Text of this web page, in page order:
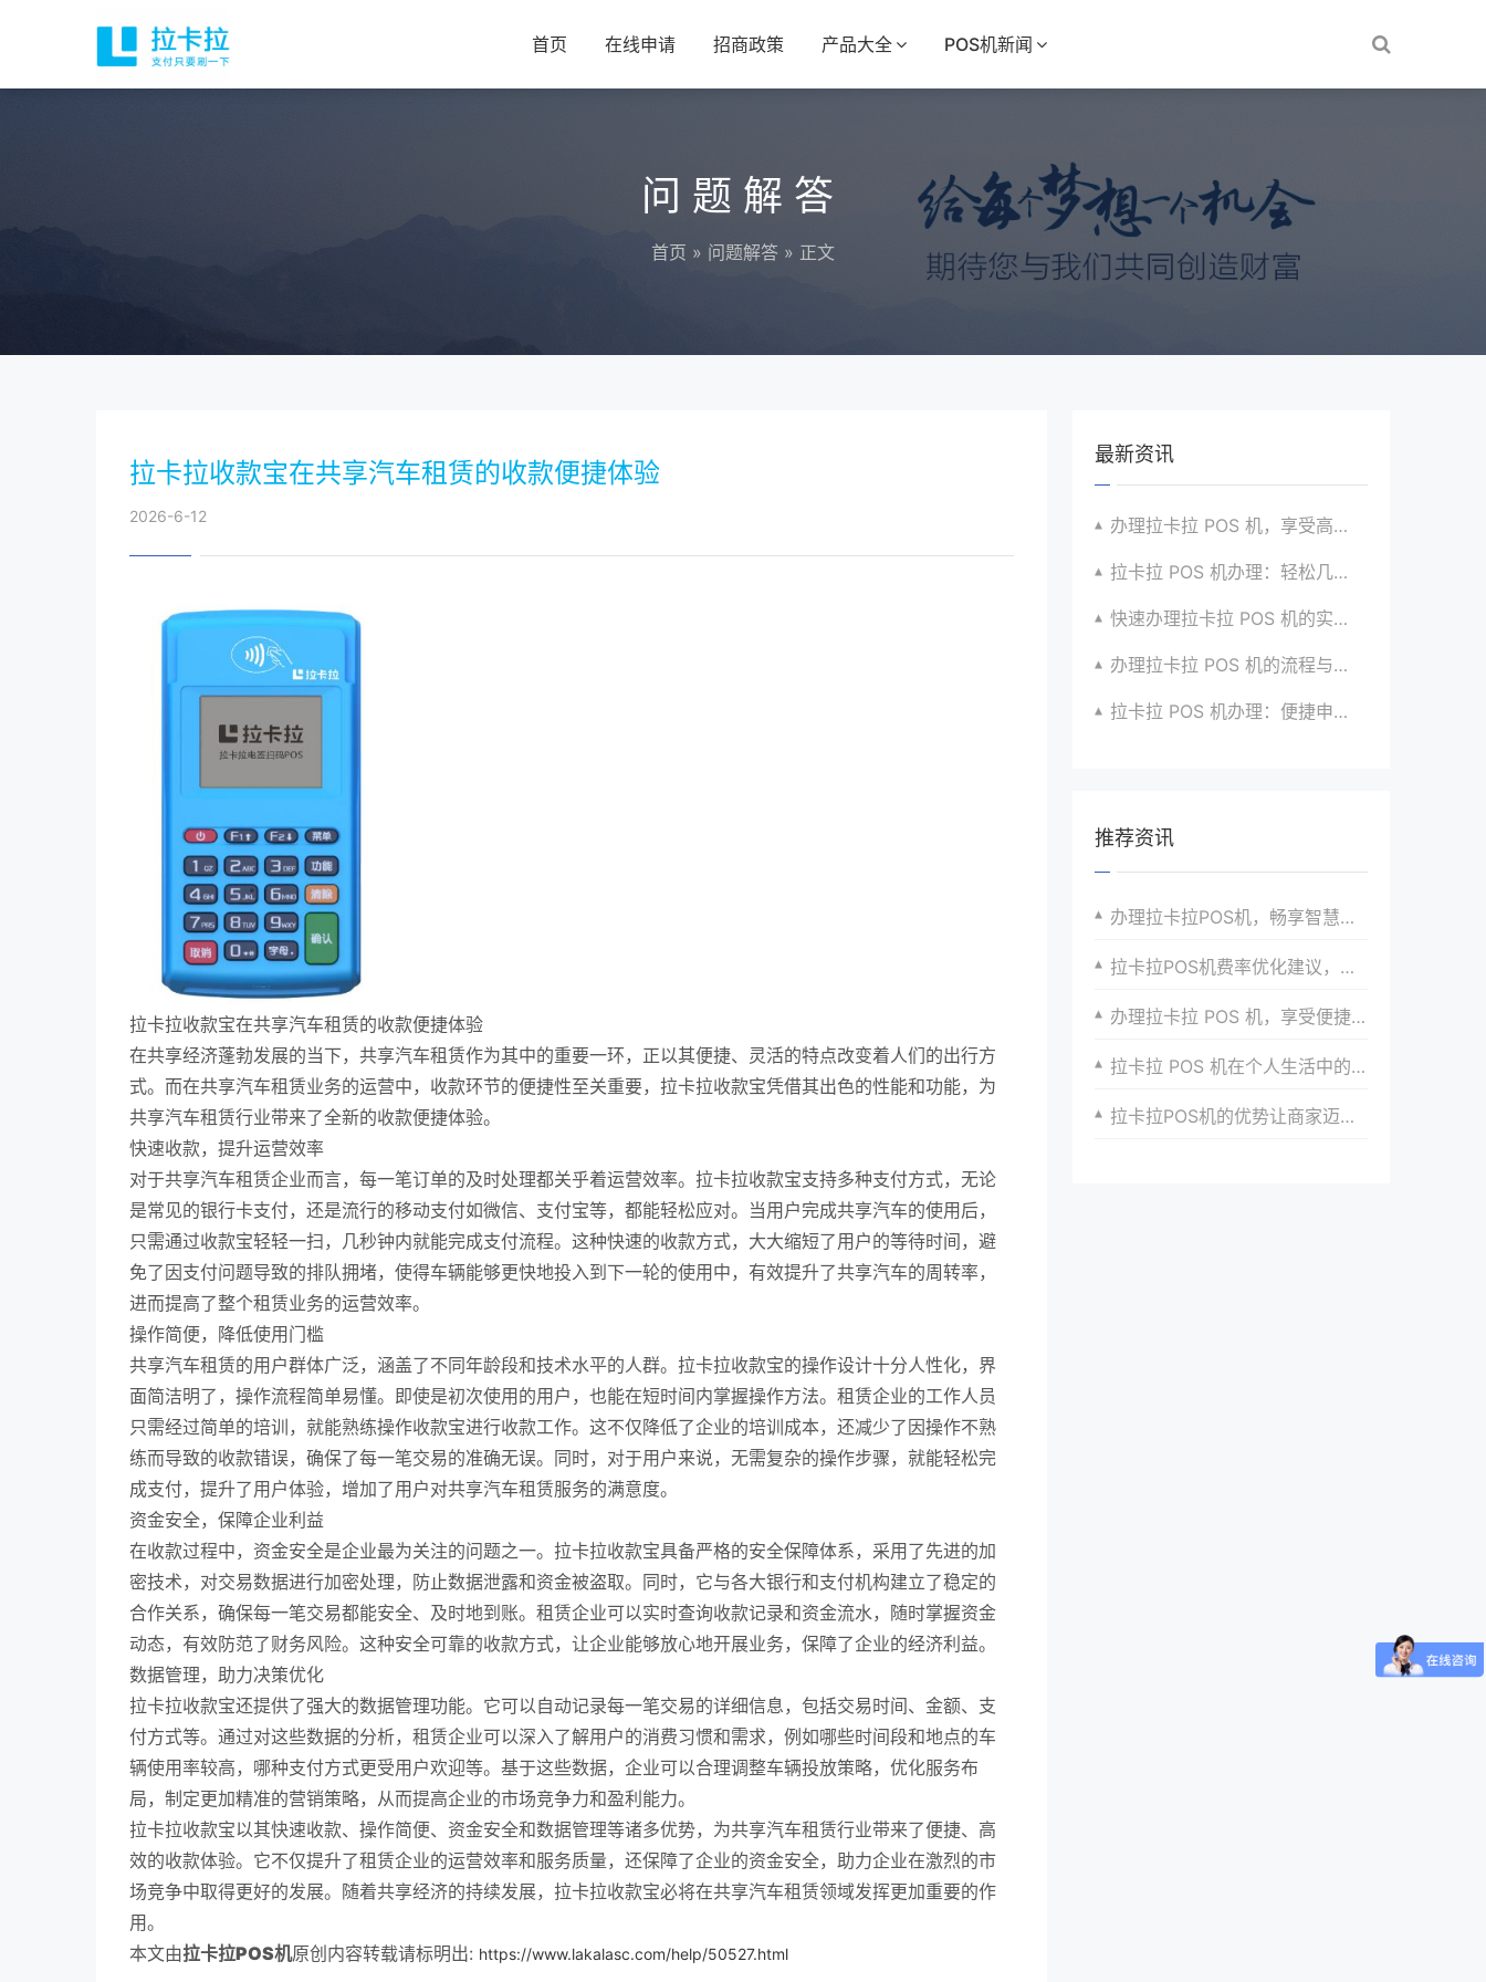
首页 在线申请 招商政策 产品大全 POS机新闻
问题解答
首页 » 问题解答 » 正文
拉卡拉收款宝在共享汽车租赁的收款便捷体验
2026-6-12
拉卡拉收款宝在共享汽车租赁的收款便捷体验
在共享经济蓬勃发展的当下，共享汽车租赁作为其中的重要一环，正以其便捷、灵活的特点改变着人们的出行方
式。而在共享汽车租赁业务的运营中，收款环节的便捷性至关重要，拉卡拉收款宝凭借其出色的性能和功能，为
共享汽车租赁行业带来了全新的收款便捷体验。
快速收款，提升运营效率
对于共享汽车租赁企业而言，每一笔订单的及时处理都关乎着运营效率。拉卡拉收款宝支持多种支付方式，无论
是常见的银行卡支付，还是流行的移动支付如微信、支付宝等，都能轻松应对。当用户完成共享汽车的使用后，
只需通过收款宝轻轻一扫，几秒钟内就能完成支付流程。这种快速的收款方式，大大缩短了用户的等待时间，避
免了因支付问题导致的排队拥堵，使得车辆能够更快地投入到下一轮的使用中，有效提升了共享汽车的周转率，
进而提高了整个租赁业务的运营效率。
操作简便，降低使用门槛
共享汽车租赁的用户群体广泛，涵盖了不同年龄段和技术水平的人群。拉卡拉收款宝的操作设计十分人性化，界
面简洁明了，操作流程简单易懂。即使是初次使用的用户，也能在短时间内掌握操作方法。租赁企业的工作人员
只需经过简单的培训，就能熟练操作收款宝进行收款工作。这不仅降低了企业的培训成本，还减少了因操作不熟
练而导致的收款错误，确保了每一笔交易的准确无误。同时，对于用户来说，无需复杂的操作步骤，就能轻松完
成支付，提升了用户体验，增加了用户对共享汽车租赁服务的满意度。
资金安全，保障企业利益
在收款过程中，资金安全是企业最为关注的问题之一。拉卡拉收款宝具备严格的安全保障体系，采用了先进的加
密技术，对交易数据进行加密处理，防止数据泄露和资金被盗取。同时，它与各大银行和支付机构建立了稳定的
合作关系，确保每一笔交易都能安全、及时地到账。租赁企业可以实时查询收款记录和资金流水，随时掌握资金
动态，有效防范了财务风险。这种安全可靠的收款方式，让企业能够放心地开展业务，保障了企业的经济利益。
数据管理，助力决策优化
拉卡拉收款宝还提供了强大的数据管理功能。它可以自动记录每一笔交易的详细信息，包括交易时间、金额、支
付方式等。通过对这些数据的分析，租赁企业可以深入了解用户的消费习惯和需求，例如哪些时间段和地点的车
辆使用率较高，哪种支付方式更受用户欢迎等。基于这些数据，企业可以合理调整车辆投放策略，优化服务布
局，制定更加精准的营销策略，从而提高企业的市场竞争力和盈利能力。
拉卡拉收款宝以其快速收款、操作简便、资金安全和数据管理等诸多优势，为共享汽车租赁行业带来了便捷、高
效的收款体验。它不仅提升了租赁企业的运营效率和服务质量，还保障了企业的资金安全，助力企业在激烈的市
场竞争中取得更好的发展。随着共享经济的持续发展，拉卡拉收款宝必将在共享汽车租赁领域发挥更加重要的作
用。
本文由拉卡拉POS机原创内容转载请标明出: https://www.lakalasc.com/help/50527.html
最新资讯
办理拉卡拉 POS 机，享受高效支付服务的窍门
拉卡拉 POS 机办理：轻松几步，实现便捷收款啦
快速办理拉卡拉 POS 机的实用方法全知道
办理拉卡拉 POS 机的流程与技巧总结大公开
拉卡拉 POS 机办理：便捷申请，快速到账超安心
推荐资讯
办理拉卡拉POS机，畅享智慧零售时代的发展机遇
拉卡拉POS机费率优化建议，如何降低每笔支付的手续费？
办理拉卡拉 POS 机，享受便捷收款服务体验
拉卡拉 POS 机在个人生活中的便捷性
拉卡拉POS机的优势让商家迈向成功